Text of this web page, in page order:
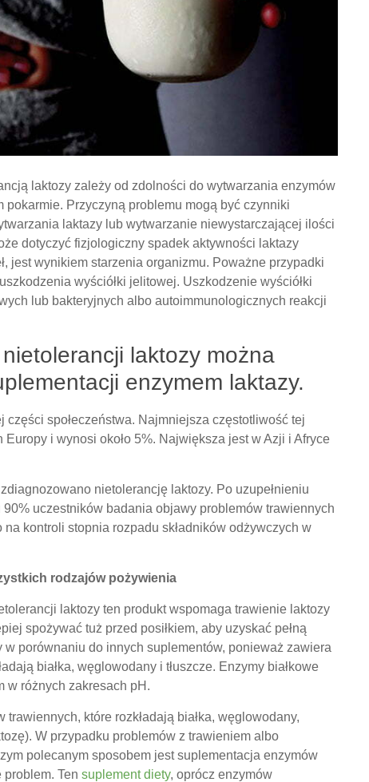
laktozy zależy od zdolności do wytwarzania enzymów
Przyczyną problemu mogą być czynniki
laktazy lub wytwarzanie niewystarczającej ilości
dotyczyć fizjologiczny spadek aktywności laktazy
jest wynikiem starzenia organizmu. Poważne przypadki
wyściółki jelitowej. Uszkodzenie wyściółki
lub bakteryjnych albo autoimmunologicznych reakcji
laktozy można
enzymem laktazy.
społeczeństwa. Najmniejsza częstotliwość tej
i wynosi około 5%. Największa jest w Azji i Afryce
nietolerancję laktozy. Po uzupełnieniu
uczestników badania objawy problemów trawiennych
na kontroli stopnia rozpadu składników odżywczych w
rodzajów pożywienia
laktozy ten produkt wspomaga trawienie laktozy
spożywać tuż przed posiłkiem, aby uzyskać pełną
porównaniu do innych suplementów, ponieważ zawiera
białka, węglowodany i tłuszcze. Enzymy białkowe
w różnych zakresach pH.
które rozkładają białka, węglowodany,
W przypadku problemów z trawieniem albo
polecanym sposobem jest suplementacja enzymów
Ten suplement diety, oprócz enzymów